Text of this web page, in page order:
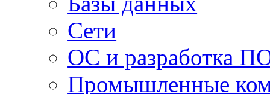
Сети
ОС и разработка
Промышленные